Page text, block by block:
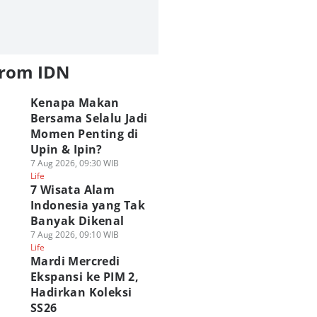
IDN
Kenapa Makan
Bersama Selalu Jadi
Momen Penting di
Upin & Ipin?
7 Aug 2026, 09:30 WIB
Life
7 Wisata Alam
Indonesia yang Tak
Banyak Dikenal
7 Aug 2026, 09:10 WIB
Life
Mardi Mercredi
Ekspansi ke PIM 2,
Hadirkan Koleksi
SS26